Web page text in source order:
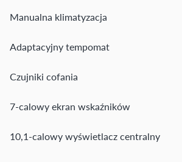
Manualna klimatyzacja
Adaptacyjny tempomat
Czujniki cofania
7-calowy ekran wskaźników
10,1-calowy wyświetlacz centralny